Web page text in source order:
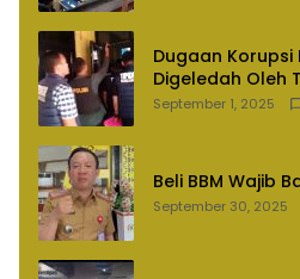
Dugaan Korupsi
Digeledah Oleh
Lampung Utara
September 1, 2025
Beli BBM Wajib
September 30, 2025